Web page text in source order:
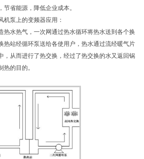
节省能源，降低企业成本。
机泵上的变频器应用：
热水热气，一次网通过热水循环将热水送到各个换
热站经循环泵送给各使用户，热水通过流经暖气片
，从而进行了热交换，经过了热交换的水又返回锅
的目的。